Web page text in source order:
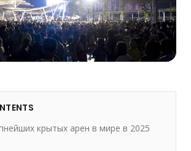
крытых арен в мире в 2025